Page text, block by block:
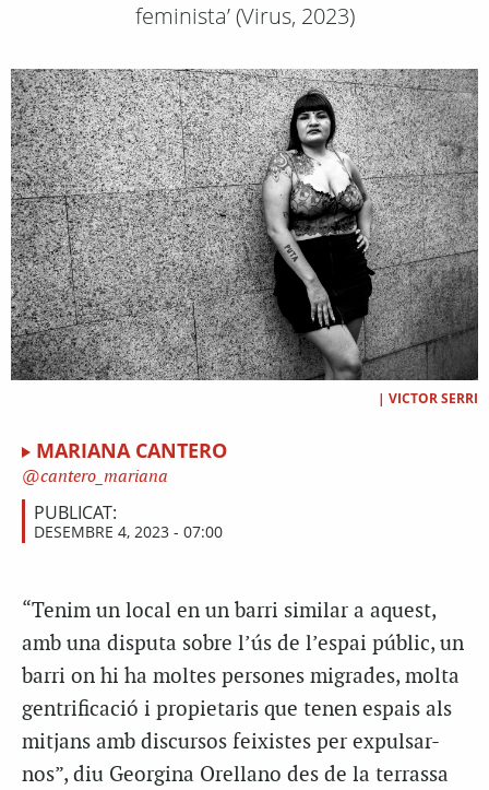
feminista’ (Virus, 2023)
| VICTOR SERRI
MARIANA CANTERO
cantero_mariana
PUBLICAT:
DESEMBRE 4, 2023 - 07:00
“Tenim un local en un barri similar a aquest,
amb una disputa sobre l’ús de l’espai públic, un
barri on hi ha moltes persones migrades, molta
gentrificació i propietaris que tenen espais als
mitjans amb discursos feixistes per expulsar-
nos”, diu Georgina Orellano des de la terrassa